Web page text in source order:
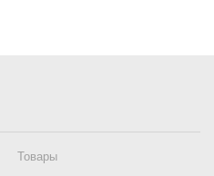
Товары